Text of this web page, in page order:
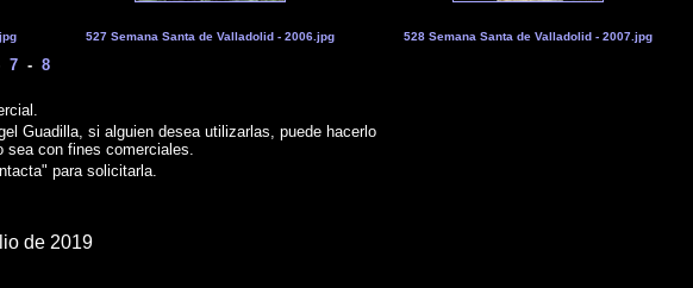
527 Semana Santa de Valladolid - 2006.jpg 528 Semana Santa de Valladolid - 2007.jpg
7 - 8
Guadilla, si alguien desea utilizarlas, puede hacerlo
sea con fines comerciales.
para solicitarla.
de 2019